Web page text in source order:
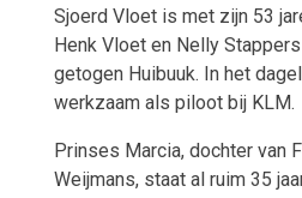
Sjoerd Vloet is met zijn 53
Henk Vloet en Nelly
getogen Huibuuk. In het
werkzaam als piloot bij KLM.
Prinses Marcia, dochter van
Weijmans, staat al ruim 35